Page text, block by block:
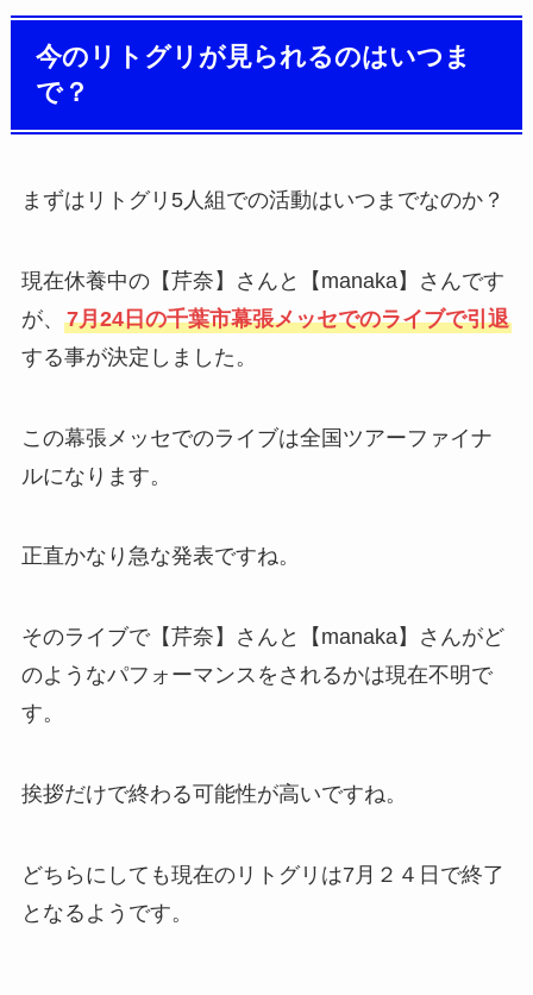
今のリトグリが見られるのはいつま
で？
まずはリトグリ5人組での活動はいつまでなのか？
現在休養中の【芹奈】さんと【manaka】さんです
が、 7月24日の千葉市幕張メッセでのライブで引退
する事が決定しました。
この幕張メッセでのライブは全国ツアーファイナ
ルになります。
正直かなり急な発表ですね。
そのライブで【芹奈】さんと【manaka】さんがど
のようなパフォーマンスをされるかは現在不明で
す。
挨拶だけで終わる可能性が高いですね。
どちらにしても現在のリトグリは7月２４日で終了
となるようです。